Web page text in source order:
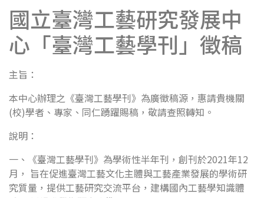
國立臺灣工藝研究發展中
心「臺灣工藝學刊」徵稿
主旨：
本中心辦理之《臺灣工藝學刊》為廣徵稿源，惠請貴機關
(校)學者、專家、同仁踴躍賜稿，敬請查照轉知。
說明：
一、《臺灣工藝學刊》為學術性半年刊，創刊於2021年12
月， 旨在促進臺灣工藝文化主體與工藝產業發展的學術研
究質量，提供工藝研究交流平台，建構國內工藝學知識體